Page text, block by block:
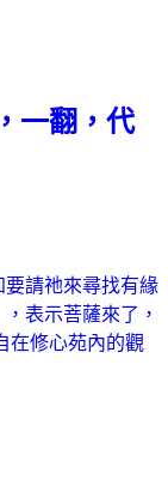
一翻，代
請祂來尋找有緣
表示菩薩來了，
在修心苑內的觀